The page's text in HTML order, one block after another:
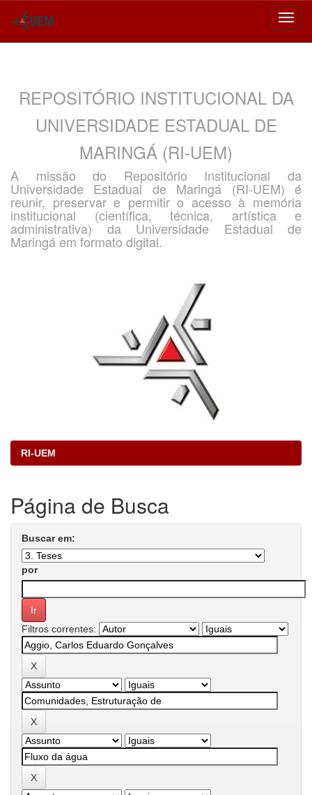
REPOSITÓRIO INSTITUCIONAL DA
UNIVERSIDADE ESTADUAL DE
MARINGÁ (RI-UEM)
A missão do Repositório Institucional da
Universidade Estadual de Maringá (RI-UEM) é
reunir, preservar e permitir o acesso à memória
institucional (científica, técnica, artística e
administrativa) da Universidade Estadual de
Maringá em formato digital.
RI-UEM
Página de Busca
Buscar em:
por
Filtros correntes: